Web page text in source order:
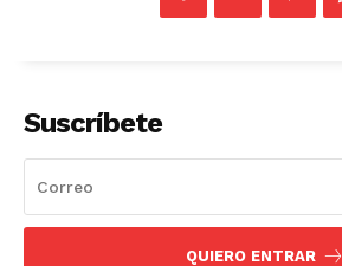
Suscríbete
QUIERO ENTRAR